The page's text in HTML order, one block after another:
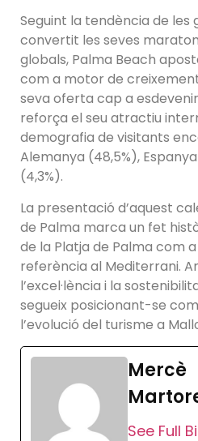
Seguint la tendència de les
convertit les seves
globals, Palma Beach
com a motor de
seva oferta cap a
reforça el seu atractiu
demografia de visitants
Alemanya (48,5%), Espanya
(4,3%).
La presentació d’aquest
de Palma marca un fet
de la Platja de Palma com
referència al Mediterrani.
l’excel·lència i la
segueix posicionant-se
l’evolució del turisme a
Mercè
See Full